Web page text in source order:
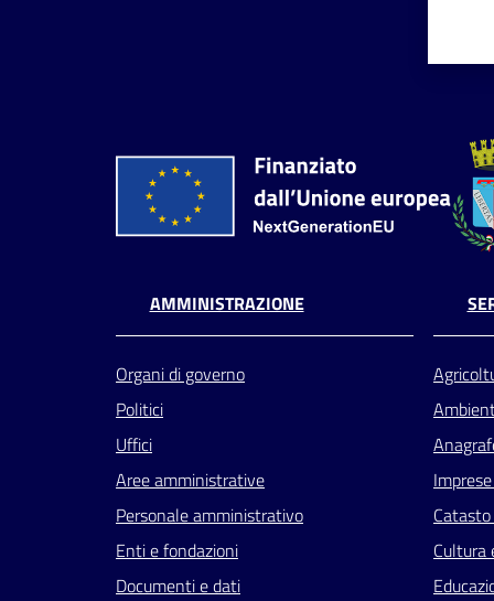
AMMINISTRAZIONE
Organi di governo
Politici
Uffici
Aree amministrative
Personale amministrativo
Enti e fondazioni
Documenti e dati
Cultura